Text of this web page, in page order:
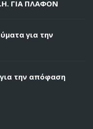
ΓΙΑ ΠΛΑΦΟΝ
για την
την απόφαση